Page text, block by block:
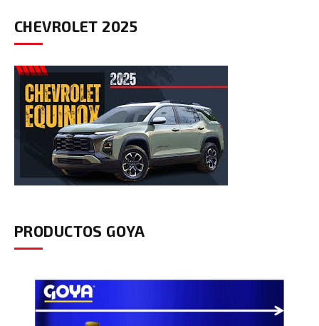
CHEVROLET 2025
PRODUCTOS GOYA